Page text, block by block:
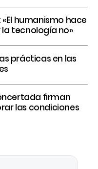
humanismo hace
la tecnología no»
prácticas en las
firman
las condiciones